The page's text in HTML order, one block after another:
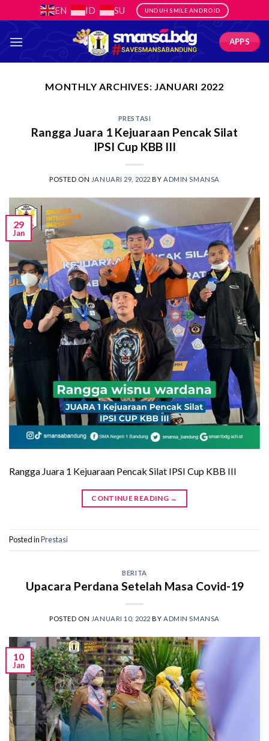
to
content
EN ID SU UNDUH SMILE ANDROID
APPS
MONTHLY ARCHIVES: JANUARI 2022
PRESTASI
Rangga Juara 1 Kejuaraan Pencak Silat
IPSI Cup KBB III
POSTED ON JANUARI 29, 2022 BY ADMIN SMANSA
29
Jan
Rangga Juara 1 Kejuaraan Pencak Silat IPSI Cup KBB III
CONTINUE READING →
Posted inPrestasi
BERITA
Upacara Perdana Setelah Masa Covid-19
POSTED ON JANUARI 10, 2022 BYADMIN SMANSA
10
Jan